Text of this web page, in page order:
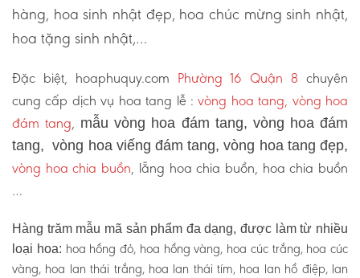
hàng, hoa sinh nhật đẹp, hoa chúc mừng sinh nhật,
hoa tặng sinh nhật,…
Đặc biệt, hoaphuquy.com Phường 16 Quận 8 chuyên
cung cấp dịch vụ hoa tang lễ :vòng hoa tang, vòng hoa
đám tang, mẫu vòng hoa đám tang, vòng hoa đám
tang, vòng hoa viếng đám tang, vòng hoa tang đẹp,
vòng hoa chia buồn, lẵng hoa chia buồn, hoa chia buồn
…
Hàng trăm mẫu mã sản phẩm đa dạng, được làm từ nhiều
loại hoa: hoa hồng đỏ, hoa hồng vàng, hoa cúc trắng, hoa cúc
vàng, hoa lan thái trắng, hoa lan thái tím, hoa lan hồ điệp, lan